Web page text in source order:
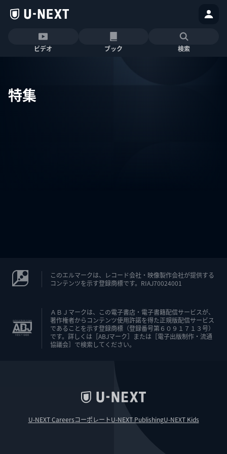
ビデオ ブック 検索
特集
このエルマークは、レコード会社・映像製作会社が提供する
コンテンツを示す登録商標です。RIAJ70024001
ＡＢＪマークは、この電子書店・電子書籍配信サービスが、
著作権者からコンテンツ使用許諾を得た正規版配信サービス
であることを示す登録商標（登録番号第６０９１７１３号）
です。詳しくは［ABJマーク］または［電子出版制作・流通
協議会］で検索してください。
U-NEXT CareersコーポレートU-NEXT PublishingU-NEXT Kids